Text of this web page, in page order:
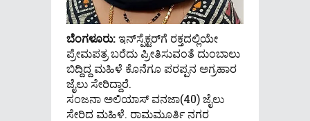
ಬೆಂಗಳೂರು:ಇನ್‌ಸ್ಪೆಕ್ಟರ್‌ಗೆ ರಕ್ತದಲ್ಲಿಯೇ
ಪ್ರೇಮಪತ್ರ ಬರೆದು ಪ್ರೀತಿಸುವಂತೆ ದುಂಬಾಲು
ಬಿದ್ದಿದ್ದ ಮಹಿಳೆ ಕೊನೆಗೂ ಪರಪ್ಪನ ಅಗ್ರಹಾರ
ಜೈಲು ಸೇರಿದ್ದಾರೆ.
ಸಂಜನಾ ಅಲಿಯಾಸ್‌ ವನಜಾ(40) ಜೈಲು
ಸೇರಿದ ಮಹಿಳೆ. ರಾಮಮೂರ್ತಿ ನಗರ